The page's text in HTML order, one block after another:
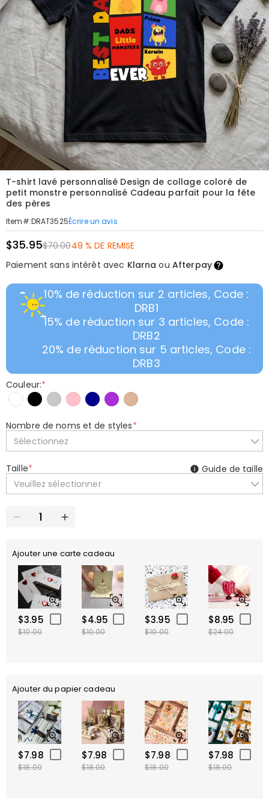
T-shirt lavé personnalisé Design de collage coloré de
petit monstre personnalisé Cadeau parfait pour la fête
des pères
Item#:DRAT3525Écrire un avis
$35.95$70.0049 % DE REMISE
Paiement sans intérêt avec Klarna ou Afterpay
10% de réduction sur 2 articles, Code :
DRB1
15% de réduction sur 3 articles, Code :
DRB2
20% de réduction sur 5 articles, Code :
DRB3
Couleur:*
Nombre de noms et de styles*
Sélectionnez
Taille*
Veuillez sélectionner
Guide de taille
Ajouter une carte cadeau
$3.95
$10.00
$4.95
$10.00
$3.95
$10.00
$8.95
$24.00
Ajouter du papier cadeau
$7.98
$18.00
$7.98
$18.00
$7.98
$18.00
$7.98
$18.00